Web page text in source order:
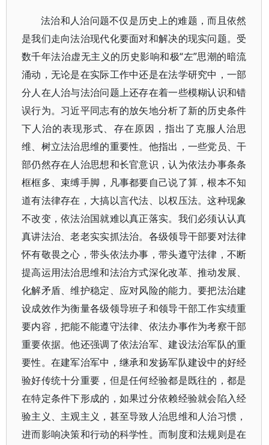
法治和人治问题不仅是历史上的难题，而且依然
是我们走向法治现代化要面对和解决的现实问题。受
数千年法治虚无主义的历史影响和极“左”思潮的暗流
涌动，无论是在实际工作中还是在法学研究中，一部
分人在人治与法治问题上还存在着一些模糊认识和错
误行为。习近平同志有的放矢地分析了新的历史条件
下人治的表现形式、存在原因，指出了克服人治思
维、树立法治思维的重要性。他指出，一些党员、干
部仍然存在人治思想和长官意识，认为依法办事条条
框框多、束缚手脚，凡事都要自己说了算，根本不知
道有法律存在，大搞以言代法、以权压法。这种现象
不改变，依法治国就难以真正落实。我们必须认认真
真讲法治、老老实实抓法治。各级领导干部要对法律
怀有敬畏之心，带头依法办事，带头遵守法律，不断
提高运用法治思维和法治方式深化改革、推动发展、
化解矛盾、维护稳定、应对风险的能力。要把法治建
设成效作为衡量各级领导班子和领导干部工作实绩重
要内容，把能不能遵守法律、依法办事作为考察干部
重要依据。他还强调了依法治军、建设法治军队的重
要性。在建军治军中，继承和发扬军队建设中的好经
验好传统十分重要，但是任何经验都是既往的，都是
在特定条件下形成的，如果过分依赖经验就会陷入经
验主义、主观主义，甚至导致人治思维和人治习惯，
进而影响决策和行动的科学性。而制度和法规则是在